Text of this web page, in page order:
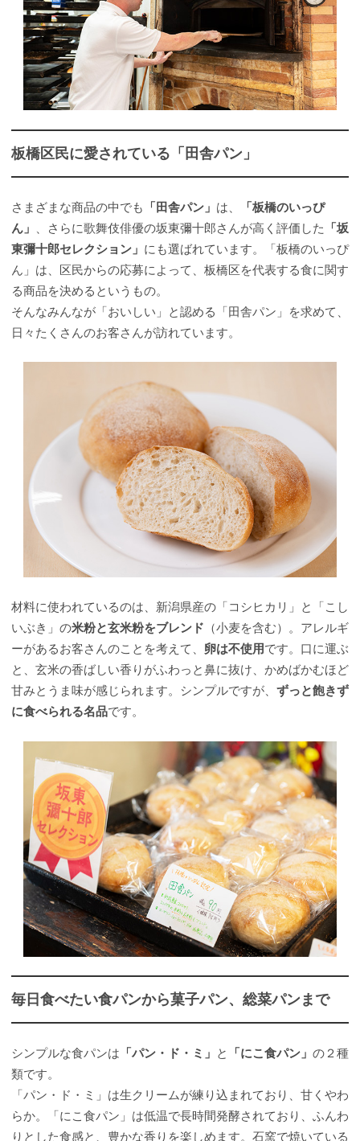
板橋区民に愛されている「田舎パン」
さまざまな商品の中でも 「田舎パン」 は、
「板橋のいっぴ
ん」
、さらに歌舞伎俳優の坂東彌十郎さんが高く評価した
「坂
東彌十郎セレクション」 にも選ばれています。「板橋のいっぴ
ん」は、区民からの応募によって、板橋区を代表する食に関す
る商品を決めるというもの。
そんなみんなが「おいしい」と認める「田舎パン」を求めて、
日々たくさんのお客さんが訪れています。
材料に使われているのは、新潟県産の「コシヒカリ」と「こし
いぶき」の米粉と玄米粉をブレンド （小麦を含む）。アレルギ
ーがあるお客さんのことを考えて、 卵は不使用です。口に運ぶ
と、玄米の香ばしい香りがふわっと鼻に抜け、かめばかむほど
甘みとうま味が感じられます。シンプルですが、 ずっと飽きず
に食べられる名品です。
毎日食べたい食パンから菓子パン、総菜パンまで
シンプルな食パンは 「パン・ド・ミ」 と 「にこ食パン」 の２種
類です。
「パン・ド・ミ」は生クリームが練り込まれており、甘くやわ
らか。「にこ食パン」は低温で長時間発酵されており、ふんわ
りとした食感と、豊かな香りを楽しめます。石窯で焼いている